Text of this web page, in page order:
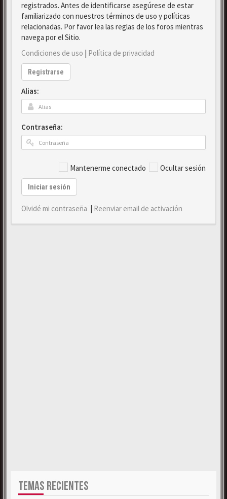
registrados. Antes de identificarse asegúrese de estar
familiarizado con nuestros términos de uso y políticas
relacionadas. Por favor lea las reglas de los foros mientras
navega por el Sitio.
Condiciones de uso | Política de privacidad
Registrarse
Alias:
Contraseña:
Mantenerme conectado Ocultar sesión
Iniciar sesión
Olvidé mi contraseña | Reenviar email de activación
TEMAS RECIENTES